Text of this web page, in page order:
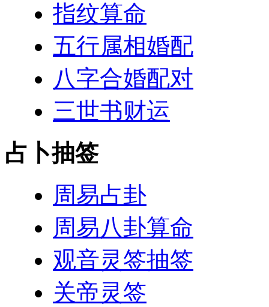
指纹算命
五行属相婚配
八字合婚配对
三世书财运
占卜抽签
周易占卦
周易八卦算命
观音灵签抽签
关帝灵签